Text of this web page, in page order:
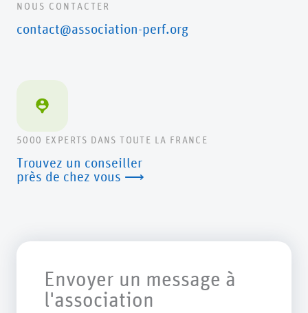
NOUS CONTACTER
contact@association-perf.org
5000 EXPERTS DANS TOUTE LA FRANCE
Trouvez un conseiller
près de chez vous ⟶
Envoyer un message à
l'association